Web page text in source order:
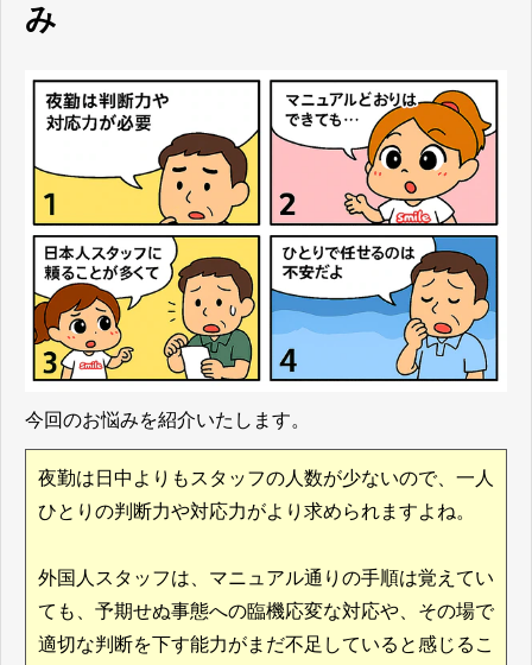
み
今回のお悩みを紹介いたします。
夜勤は日中よりもスタッフの人数が少ないので、一人
ひとりの判断力や対応力がより求められますよね。
外国人スタッフは、マニュアル通りの手順は覚えてい
ても、予期せぬ事態への臨機応変な対応や、その場で
適切な判断を下す能力がまだ不足していると感じるこ